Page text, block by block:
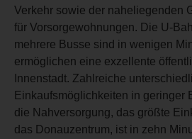
Verkehr sowie der naheliegenden
für Vorsorgewohnungen. Die U-
mehrere Busse sind in wenigen
ermöglichen eine exzellente
Innenstadt. Zahlreiche
Einkaufsmöglichkeiten in geringer
die Nahversorgung, das größte
das Donauzentrum, ist in zehn